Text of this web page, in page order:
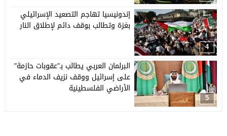
4
إندونيسيا تهاجم التصعيد الإسرائيلي
بغزة وتطالب بوقف دائم لإطلاق النار
5
البرلمان العربي يطالب بـ”عقوبات حازمة”
على إسرائيل ووقف نزيف الدماء في
الأراضي الفلسطينية